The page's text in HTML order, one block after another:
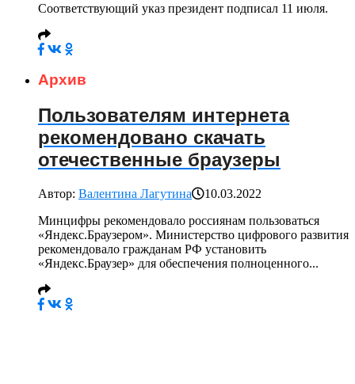
Соответствующий указ президент подписал 11 июля.
Архив
Пользователям интернета
рекомендовано скачать
отечественные браузеры
Автор: Валентина Лагутина
10.03.2022
Минцифры рекомендовало россиянам пользоваться
«Яндекс.Браузером». Министерство цифрового развития
рекомендовало гражданам РФ установить
«Яндекс.Браузер» для обеспечения полноценного...